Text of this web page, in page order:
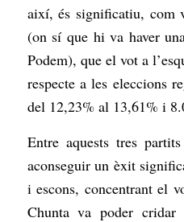
així, és significatiu, com
(on sí que hi va haver
Podem), que el vot a
respecte a les eleccions
del 12,23% al 13,61% i
Entre aquests tres
aconseguir un èxit
i escons, concentrant el
Chunta va poder cridar